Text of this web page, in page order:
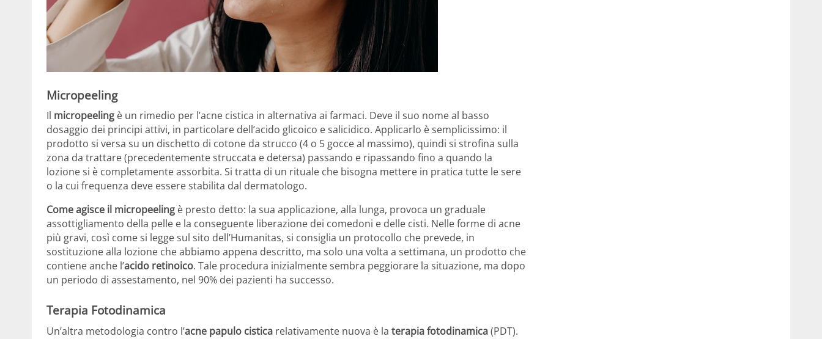
Micropeeling
Il micropeeling è un rimedio per l’acne cistica in alternativa ai farmaci. Deve il suo nome al basso
dosaggio dei principi attivi, in particolare dell’acido glicoico e salicidico. Applicarlo è semplicissimo: il
prodotto si versa su un dischetto di cotone da strucco (4 o 5 gocce al massimo), quindi si strofina sulla
zona da trattare (precedentemente struccata e detersa) passando e ripassando fino a quando la
lozione si è completamente assorbita. Si tratta di un rituale che bisogna mettere in pratica tutte le sere
o la cui frequenza deve essere stabilita dal dermatologo.
Come agisce il micropeeling è presto detto: la sua applicazione, alla lunga, provoca un graduale
assottigliamento della pelle e la conseguente liberazione dei comedoni e delle cisti. Nelle forme di acne
più gravi, così come si legge sul sito dell’Humanitas, si consiglia un protocollo che prevede, in
sostituzione alla lozione che abbiamo appena descritto, ma solo una volta a settimana, un prodotto che
contiene anche l’acido retinoico. Tale procedura inizialmente sembra peggiorare la situazione, ma dopo
un periodo di assestamento, nel 90% dei pazienti ha successo.
Terapia Fotodinamica
Un’altra metodologia contro l’acne papulo cistica relativamente nuova è la terapia fotodinamica(PDT).